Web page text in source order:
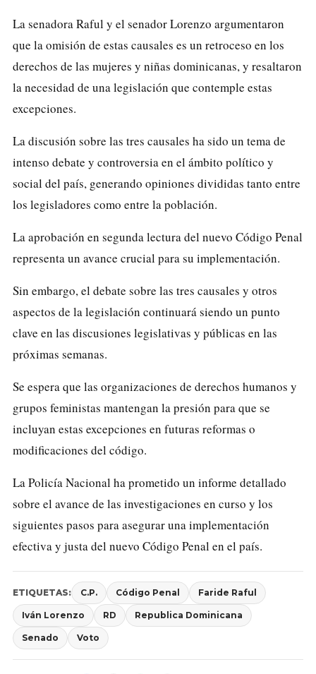
La senadora Raful y el senador Lorenzo argumentaron
que la omisión de estas causales es un retroceso en los
derechos de las mujeres y niñas dominicanas, y resaltaron
la necesidad de una legislación que contemple estas
excepciones.
La discusión sobre las tres causales ha sido un tema de
intenso debate y controversia en el ámbito político y
social del país, generando opiniones divididas tanto entre
los legisladores como entre la población.
La aprobación en segunda lectura del nuevo Código Penal
representa un avance crucial para su implementación.
Sin embargo, el debate sobre las tres causales y otros
aspectos de la legislación continuará siendo un punto
clave en las discusiones legislativas y públicas en las
próximas semanas.
Se espera que las organizaciones de derechos humanos y
grupos feministas mantengan la presión para que se
incluyan estas excepciones en futuras reformas o
modificaciones del código.
La Policía Nacional ha prometido un informe detallado
sobre el avance de las investigaciones en curso y los
siguientes pasos para asegurar una implementación
efectiva y justa del nuevo Código Penal en el país.
ETIQUETAS: C.P. Código Penal Faride Raful
Iván Lorenzo RD Republica Dominicana
Senado Voto